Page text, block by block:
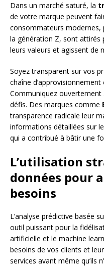
Dans un marché saturé, la
de votre marque peuvent
consommateurs modernes,
la génération Z, sont attirés
leurs valeurs et agissent de
Soyez transparent sur vos
chaîne
Communiquez ouvertement
défis. Des marques comme
transparence radicale leur
informations détaillées sur
qui a contribué à bâtir une
L’utilisation
données pour
besoins
L’analyse prédictive basée
outil puissant pour la
artificielle et le machine
besoins de vos clients et
services avant même qu’ils